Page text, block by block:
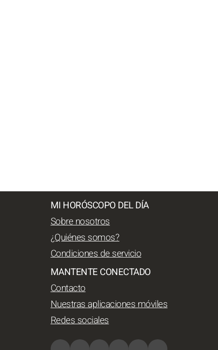
MI HORÓSCOPO DEL DÍA
Sobre nosotros
¿Quiénes somos?
Condiciones de servicio
MANTENTE CONECTADO
Contacto
Nuestras aplicaciones móviles
Redes sociales